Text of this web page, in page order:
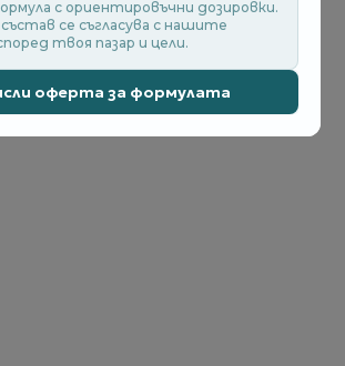
с ориентировъчни дозировки.
се съгласува с нашите
твоя пазар и цели.
оферта за формулата